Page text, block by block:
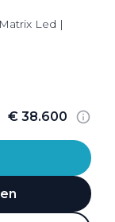
Led |
€ 38.600